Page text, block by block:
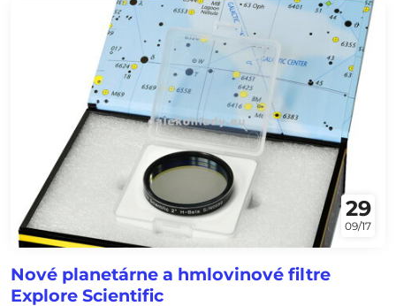
29
09/17
Nové planetárne a hmlovinové filtre
Explore Scientific